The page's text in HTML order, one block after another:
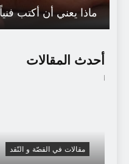
أحدث المقالات
مقالات في القصّة و النّقد
ماذا يعني أن أكتب